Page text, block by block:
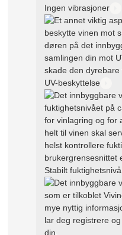
Ingen vibrasjoner
UV-beskyttelse
Stabilt fuktighetsnivå